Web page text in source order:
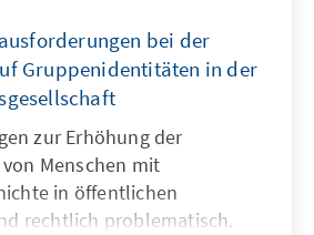
bei der
Gruppenidentitäten in der
zur Erhöhung der
Menschen mit
in öffentlichen
rechtlich problematisch.